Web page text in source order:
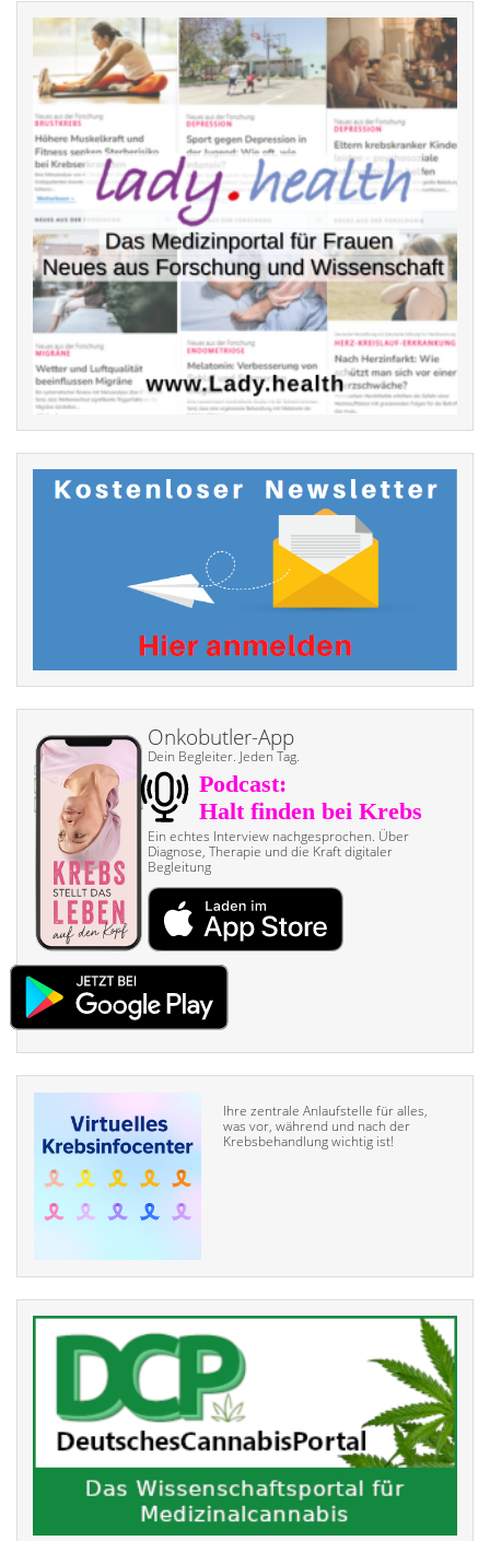
Onkobutler-App
Dein Begleiter. Jeden Tag.
Ein echtes Interview nach­gesprochen. Über
Diagnose, Therapie und die Kraft digitaler
Begleitung
Ihre zentrale Anlaufstelle für alles,
was vor, während und nach der
Krebsbehandlung wichtig ist!